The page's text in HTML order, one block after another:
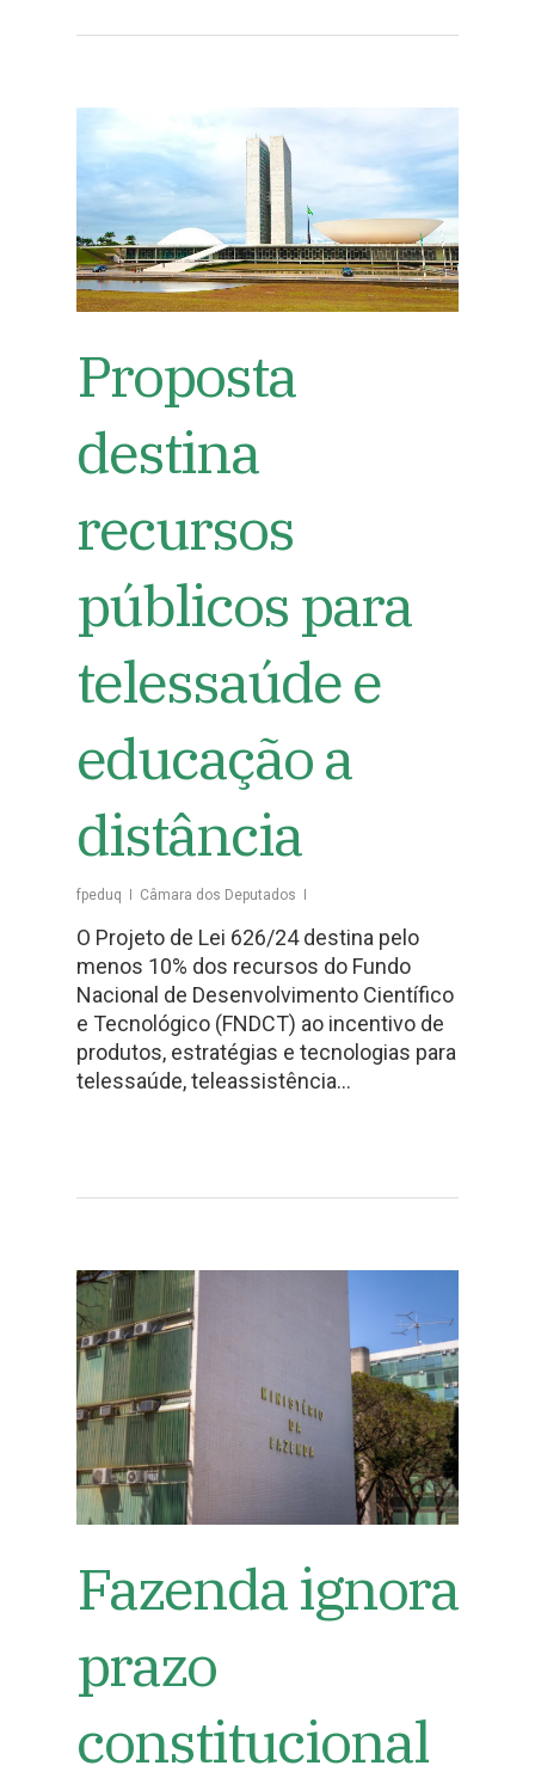
Proposta
destina
recursos
públicos para
telessaúde e
educação a
distância
fpeduq Câmara dos Deputados
O Projeto de Lei 626/24 destina pelo
menos 10% dos recursos do Fundo
Nacional de Desenvolvimento Científico
e Tecnológico (FNDCT) ao incentivo de
produtos, estratégias e tecnologias para
telessaúde, teleassistência…
Fazenda ignora
prazo
constitucional